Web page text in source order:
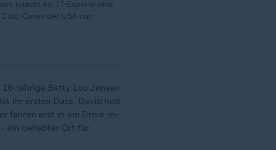
knackt ein IT-Experte eine
Cases der USA nun
jährige Betty Lou Jensen
ihr erstes Date. David holt
fahren erst in ein Drive-in-
- ein beliebter Ort für